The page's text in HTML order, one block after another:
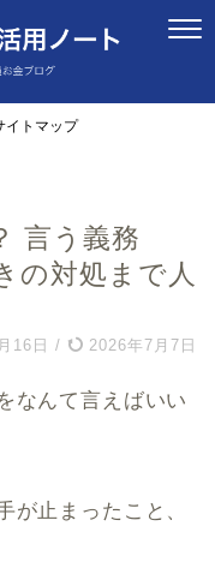
イトマップ
言う義務
の対処まで人
16日 / 2026年7月7日
なんて言えばいい
が止まったこと、